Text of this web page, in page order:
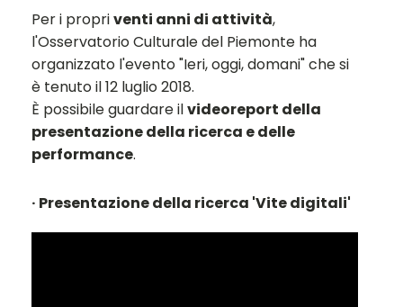
Per i propriventi anni di attività,
l'Osservatorio Culturale del Piemonte ha
organizzato l'evento "Ieri, oggi, domani" che si
è tenuto il 12 luglio 2018.
È possibile guardare ilvideoreport della
presentazione della ricerca e delle
performance.
· Presentazione della ricerca 'Vite digitali'